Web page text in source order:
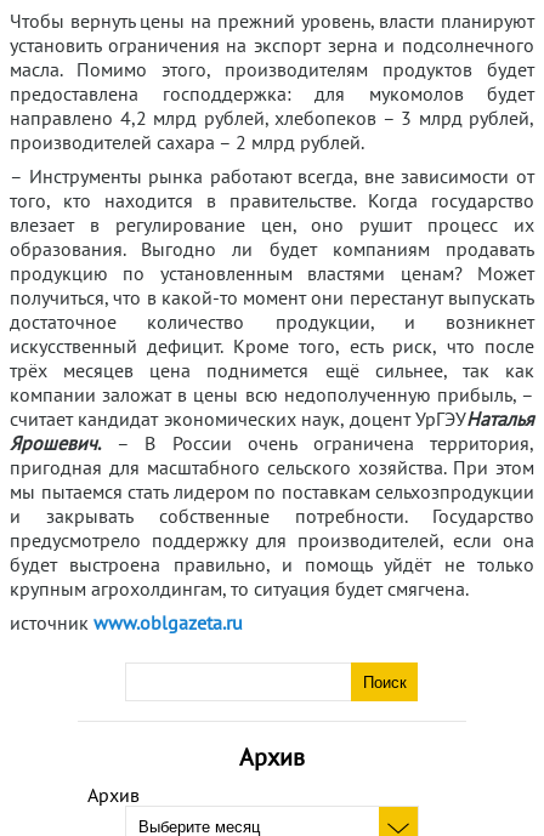
Архив
Архив
Чтобы вернуть цены на прежний уровень, власти планируют
установить ограничения на экспорт зерна и подсолнечного
масла. Помимо этого, производителям продуктов будет
предоставлена господдержка: для мукомолов будет
направлено 4,2 млрд рублей, хлебопеков – 3 млрд рублей,
производителей сахара – 2 млрд рублей.
– Инструменты рынка работают всегда, вне зависимости от
того, кто находится в правительстве. Когда государство
влезает в регулирование цен, оно рушит процесс их
образования. Выгодно ли будет компаниям продавать
продукцию по установленным властями ценам? Может
получиться, что в какой-то момент они перестанут выпускать
достаточное количество продукции, и возникнет
искусственный дефицит. Кроме того, есть риск, что после
трёх месяцев цена поднимется ещё сильнее, так как
компании заложат в цены всю недополученную прибыль, –
считает кандидат экономических наук, доцент УрГЭУНаталья
Ярошевич.– В России очень ограничена территория,
пригодная для масштабного сельского хозяйства. При этом
мы пытаемся стать лидером по поставкам сельхозпродукции
и закрывать собственные потребности. Государство
предусмотрело поддержку для производителей, если она
будет выстроена правильно, и помощь уйдёт не только
крупным агрохолдингам, то ситуация будет смягчена.
источник www.oblgazeta.ru